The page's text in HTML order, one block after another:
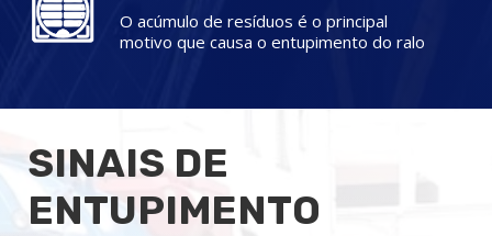
O acúmulo de resíduos é o principal
motivo que causa o entupimento do ralo
SINAIS DE
ENTUPIMENTO